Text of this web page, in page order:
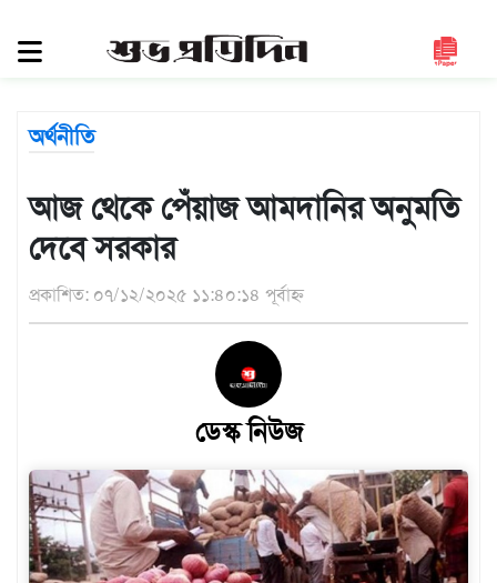
সিলেট
মৌলভীবাজার
হবিগঞ্জ
জাতীয়
রাজনীতি
গণমাধ্যম
খেলাধুলা
বিনোদন
অর্থনীতি
আজ থেকে পেঁয়াজ আমদানির অনুমতি
দেবে সরকার
প্রকাশিত: ০৭/১২/২০২৫ ১১:৪০:১৪ পূর্বাহ্ন
ডেস্ক নিউজ